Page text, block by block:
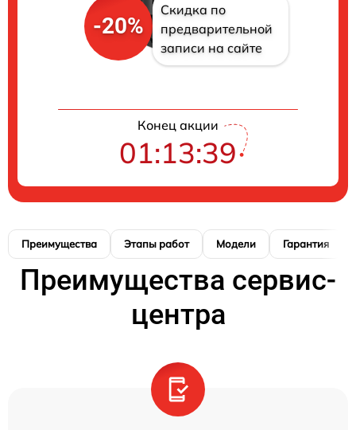
-20%
Скидка по
предварительной
записи на сайте
Конец акции
01:13:38
Преимущества Этапы работ Модели Гарантия
Преимущества сервис-
центра